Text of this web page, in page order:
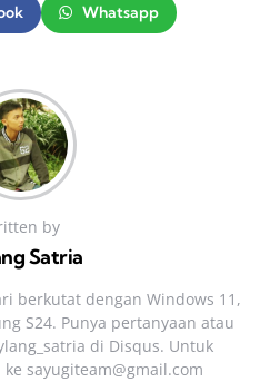
Whatsapp
by
Satria
berkutat dengan Windows 11,
S24. Punya pertanyaan atau
di Disqus. Untuk
ke sayugiteam@gmail.com